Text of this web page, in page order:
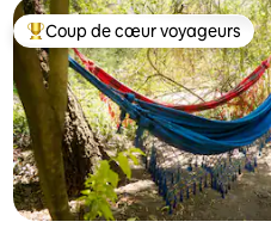
Coups de cœur voyageurs les
Coup de cœur voyageurs